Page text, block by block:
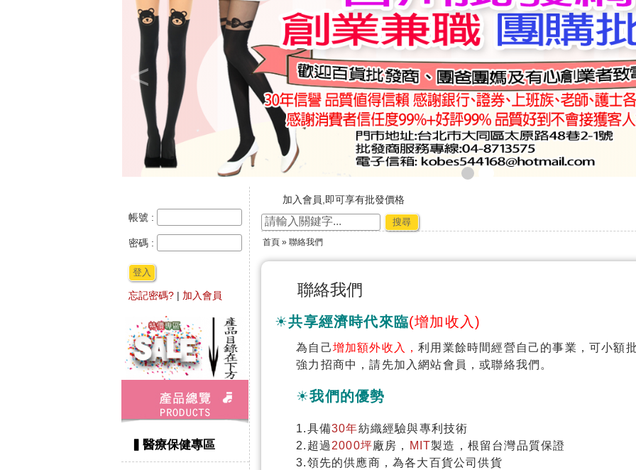
<
帳號 :
密碼 :
登入
忘記密碼? | 加入會員
▍醫療保健專區
加入會員,即可享有批發價格
新官網，購物好輕鬆
☆ ★~廠商合作-專利技術~☆ ★
★★年節出貨公告★★
搜尋
首頁 » 聯絡我們
聯絡我們
☀共享經濟時代來臨(增加收入)
為自己增加額外收入，利用業餘時間經營自己的事業，可小額
強力招商中，請先加入網站會員，或聯絡我們。
☀我們的優勢
1.具備30年紡織經驗與專利技術
2.超過 2000坪廠房， MIT製造，根留台灣品質保證
3.領先的供應商，為各大百貨公司供貨